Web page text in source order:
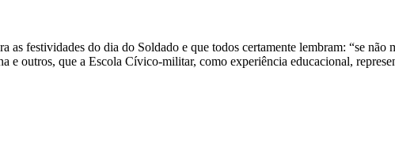
as festividades do dia do Soldado e que todos certamente lembram: “se
e outros, que a Escola Cívico-militar, como experiência educacional,